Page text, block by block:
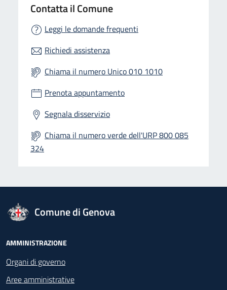
Contatta il Comune
Leggi le domande frequenti
Richiedi assistenza
Chiama il numero Unico 010 1010
Prenota appuntamento
Segnala disservizio
Chiama il numero verde dell'URP 800 085
324
logo Unione Europea
Comune di Genova
Footer - Navigazione
AMMINISTRAZIONE
Organi di governo
Aree amministrative